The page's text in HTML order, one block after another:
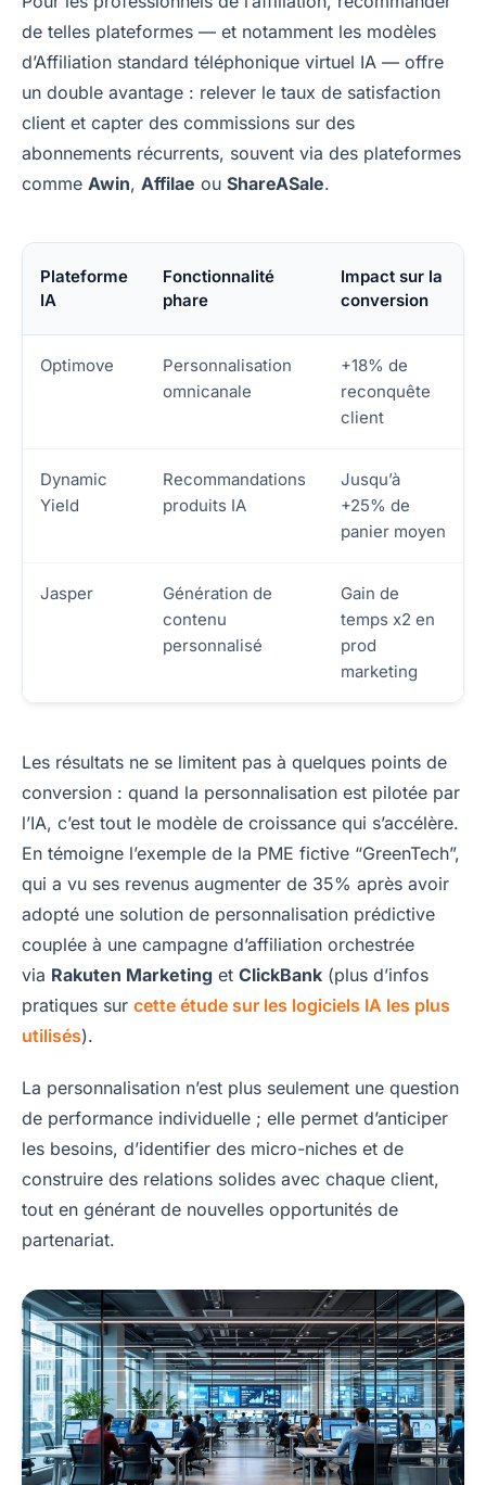
de telles plateformes — et notamment les modèles
d’Affiliation standard téléphonique virtuel IA — offre
un double avantage : relever le taux de satisfaction
client et capter des commissions sur des
abonnements récurrents, souvent via des plateformes
comme Awin, Affilae ou ShareASale.
Plateforme
IA
Fonctionnalité
phare
Impact sur la
conversion
Optimove
Personnalisation
omnicanale
+18% de
reconquête
client
Dynamic
Yield
Recommandations
produits IA
Jusqu’à
+25% de
panier moyen
Jasper
Génération de
contenu
personnalisé
Gain de
temps x2 en
prod
marketing
Les résultats ne se limitent pas à quelques points de
conversion : quand la personnalisation est pilotée par
l’IA, c’est tout le modèle de croissance qui s’accélère.
En témoigne l’exemple de la PME fictive “GreenTech”,
qui a vu ses revenus augmenter de 35% après avoir
adopté une solution de personnalisation prédictive
couplée à une campagne d’affiliation orchestrée
via Rakuten Marketing et ClickBank (plus d’infos
pratiques sur cette étude sur les logiciels IA les plus
utilisés).
La personnalisation n’est plus seulement une question
de performance individuelle ; elle permet d’anticiper
les besoins, d’identifier des micro-niches et de
construire des relations solides avec chaque client,
tout en générant de nouvelles opportunités de
partenariat.